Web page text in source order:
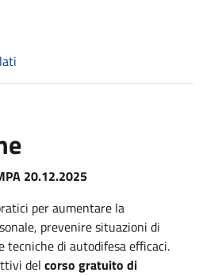
20.12.2025
per aumentare la
prevenire situazioni di
tecniche di autodifesa efficaci.
del corso gratuito di